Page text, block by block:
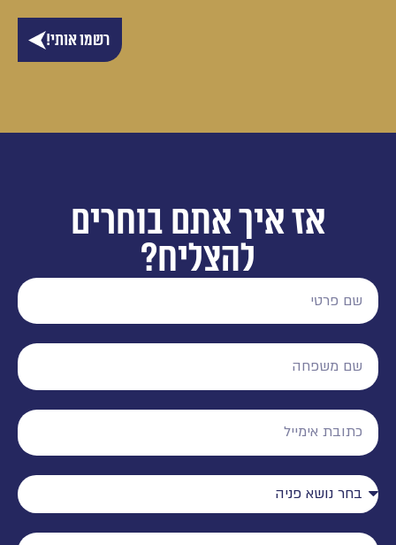
רשמו אותי!
אז איך אתם בוחרים
להצליח?